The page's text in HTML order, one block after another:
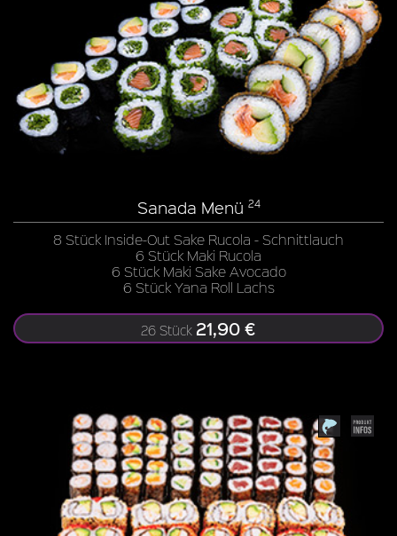
Sanada Menü 24
8 Stück Inside-Out Sake Rucola - Schnittlauch
6 Stück Maki Rucola
6 Stück Maki Sake Avocado
6 Stück Yana Roll Lachs
26 Stück 21,90 €